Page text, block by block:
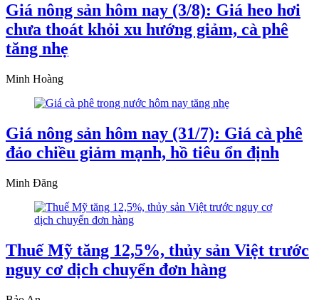
Giá nông sản hôm nay (3/8): Giá heo hơi
chưa thoát khỏi xu hướng giảm, cà phê
tăng nhẹ
Minh Hoàng
Giá nông sản hôm nay (31/7): Giá cà phê
đảo chiều giảm mạnh, hồ tiêu ổn định
Minh Đăng
Thuế Mỹ tăng 12,5%, thủy sản Việt trước
nguy cơ dịch chuyển đơn hàng